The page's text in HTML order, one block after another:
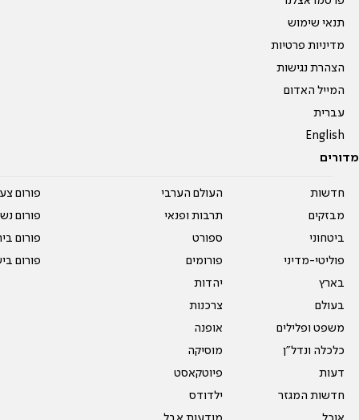
תנאי שימוש
מדיניות פרטיות
הצהרת נגישות
המייל האדום
עברית
English
מדורים
חדשות
מבזקים
ביטחוני
פוליטי-מדיני
בארץ
בעולם
משפט ופלילים
כלכלה ונדל"ן
דעות
חדשות המגזר
העולם הערבי
תרבות ופנאי
ספורט
פורומים
יהדות
צרכנות
אופנה
מוסיקה
פיוטקאסט
ילדודס
פורום
פורום
פורום
פורום